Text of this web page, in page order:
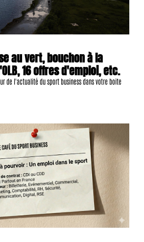
au vert, bouchon à la
16 offres d'emploi, etc.
de l'actualité du sport business dans votre boite